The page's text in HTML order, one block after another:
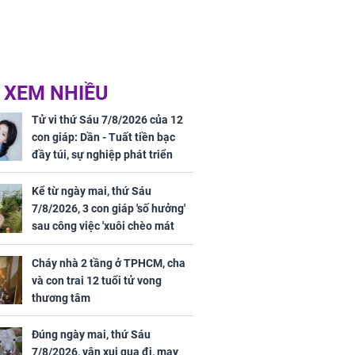
NHIỀU
Tử vi thứ Sáu 7/8/2026 của 12
con giáp: Dần - Tuất tiền bạc
đầy túi, sự nghiệp phát triển
hưng thịnh, Mão - Thân tài lộc
ảm đạm, mọi sự khó thành công
mỹ mãn
Kể từ ngày mai, thứ Sáu
7/8/2026, 3 con giáp 'số hưởng'
sau công việc 'xuôi chèo mát
mái', tiền tài 'thu về như nước',
tình duyên viên mãn
Cháy nhà 2 tầng ở TPHCM, cha
và con trai 12 tuổi tử vong
thương tâm
Đúng ngày mai, thứ Sáu
7/8/2026, vận xui qua đi, may